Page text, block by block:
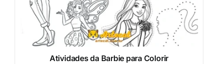
Atividades da Barbie para Colorir